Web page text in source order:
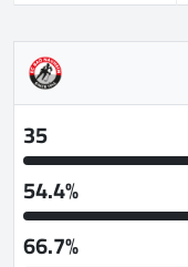
35
54.4%
66.7%